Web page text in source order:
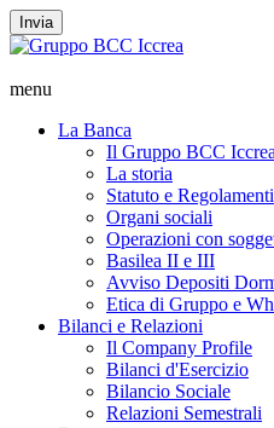
Invia
menu
La Banca
Il Gruppo BCC Iccrea
La storia
Statuto e Regolamenti
Organi sociali
Operazioni con
Basilea II e III
Avviso Depositi
Etica di Gruppo e
Bilanci e Relazioni
Il Company Profile
Bilanci d'Esercizio
Bilancio Sociale
Relazioni Semestrali